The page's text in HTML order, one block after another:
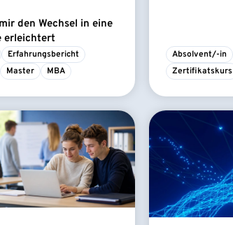
den Wechsel in eine
erleichtert
Erfahrungsbericht
Master MBA
Absolvent/-in
Zertifikatskurs